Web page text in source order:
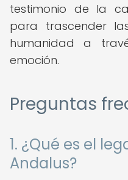
testimonio de la
para trascender
humanidad a
emoción.
Preguntas
1. ¿Qué es el
Andalus?